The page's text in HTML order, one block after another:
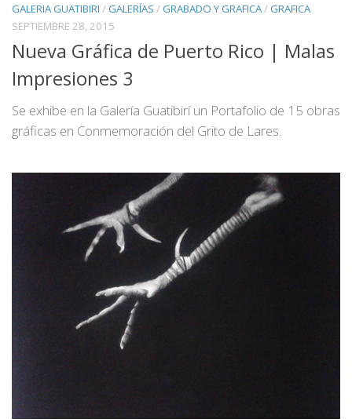
GALERIA GUATIBIRI / GALERÍAS / GRABADO Y GRAFICA/ GRAFICA
SEPTIEMBRE 28, 2015
Nueva Gráfica de Puerto Rico | Malas
Impresiones 3
Se exhibe en la Galería Guatibirí un Portafolio de 15 obras
gráficas en Conmemoración del Grito de Lares.